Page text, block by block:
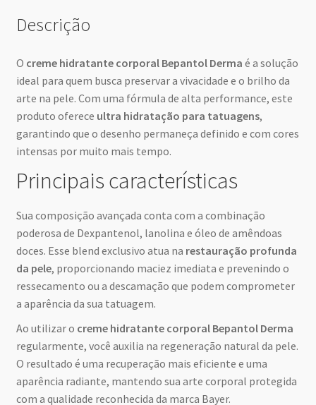
Descrição
O creme hidratante corporal Bepantol Derma é a solução
ideal para quem busca preservar a vivacidade e o brilho da
arte na pele. Com uma fórmula de alta performance, este
produto oferece ultra hidratação para tatuagens,
garantindo que o desenho permaneça definido e com cores
intensas por muito mais tempo.
Principais características
Sua composição avançada conta com a combinação
poderosa de Dexpantenol, lanolina e óleo de amêndoas
doces. Esse blend exclusivo atua na restauração profunda
da pele, proporcionando maciez imediata e prevenindo o
ressecamento ou a descamação que podem comprometer
a aparência da sua tatuagem.
Ao utilizar o creme hidratante corporal Bepantol Derma
regularmente, você auxilia na regeneração natural da pele.
O resultado é uma recuperação mais eficiente e uma
aparência radiante, mantendo sua arte corporal protegida
com a qualidade reconhecida da marca Bayer.